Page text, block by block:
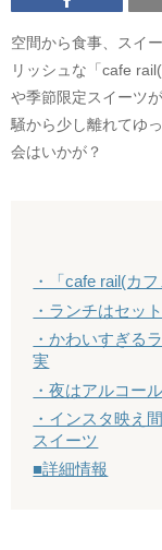
空間から食事、スイ
リッシュな「cafe
や季節限定スイーツ
騒から少し離れてゆ
会はいかが？
・「cafe rail(カフ
・ランチはセッ
・かわいすぎる
実
・夜はアルコー
・インスタ映え
スイーツ
■詳細情報